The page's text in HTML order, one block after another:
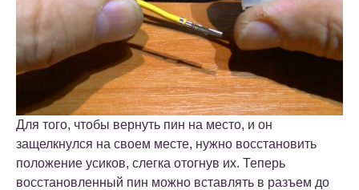
Для того, чтобы вернуть пин на место, и он
защелкнулся на своем месте, нужно восстановить
положение усиков, слегка отогнув их. Теперь
восстановленный пин можно вставлять в разъем до